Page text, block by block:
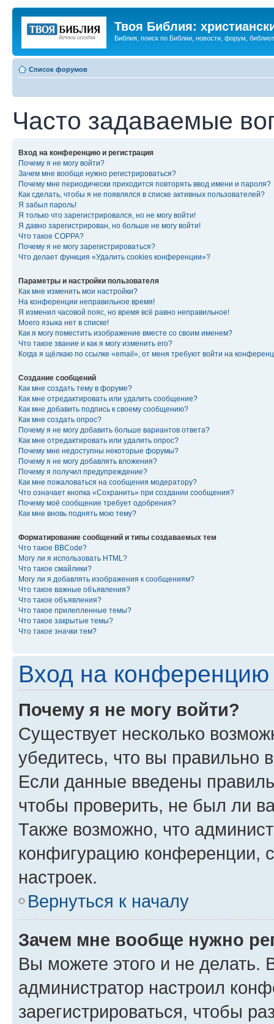
Твоя Библия:
Библия, поиск по Библии, новости, форум,
Список форумов
Часто задаваемые
Вход на конференцию и регистрация
Почему я не могу войти?
Зачем мне вообще нужно регистрироваться?
Почему мне периодически приходится повторять ввод имени и пароля?
Как сделать, чтобы я не появлялся в списке активных пользователей?
Я забыл пароль!
Я только что зарегистрировался, но не могу войти!
Я давно зарегистрирован, но больше не могу войти!
Что такое COPPA?
Почему я не могу зарегистрироваться?
Что делает функция «Удалить cookies конференции»?
Параметры и настройки пользователя
Как мне изменить мои настройки?
На конференции неправильное время!
Я изменил часовой пояс, но время всё равно неправильное!
Моего языка нет в списке!
Как я могу поместить изображение вместе со своим именем?
Что такое звание и как я могу изменить его?
Когда я щёлкаю по ссылке «email», от меня требуют войти на
Создание сообщений
Как мне создать тему в форуме?
Как мне отредактировать или удалить сообщение?
Как мне добавить подпись к своему сообщению?
Как мне создать опрос?
Почему я не могу добавить больше вариантов ответа?
Как мне отредактировать или удалить опрос?
Почему мне недоступны некоторые форумы?
Почему я не могу добавлять вложения?
Почему я получил предупреждение?
Как мне пожаловаться на сообщения модератору?
Что означает кнопка «Сохранить» при создании сообщения?
Почему моё сообщение требует одобрения?
Как мне вновь поднять мою тему?
Форматирование сообщений и типы создаваемых тем
Что такое BBCode?
Могу ли я использовать HTML?
Что такое смайлики?
Могу ли я добавлять изображения к сообщениям?
Что такое важные объявления?
Что такое объявления?
Что такое прилепленные темы?
Что такое закрытые темы?
Что такое значки тем?
Вход на конференцию
Почему я не могу войти?
Существует несколько
убедитесь, что вы правильно
Если данные введены
чтобы проверить, не был ли
Также возможно, что
конфигурацию конференции,
настроек.
Вернуться к началу
Зачем мне вообще нужно
Вы можете этого и не делать.
администратор настроил
зарегистрироваться, чтобы